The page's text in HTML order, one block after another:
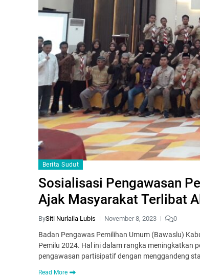
Berita Sudut
Sosialisasi Pengawasan
Ajak Masyarakat Terlibat
BySiti Nurlaila Lubis November 8, 2023 0
Badan Pengawas Pemilihan Umum (Bawaslu)
Pemilu 2024. Hal ini dalam rangka meningkatkan
pengawasan partisipatif dengan menggandeng
Read More